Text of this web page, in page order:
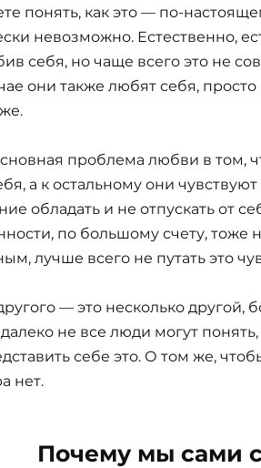
понять, как это — по-
невозможно. Естественно,
себя, но чаще всего это не
они также любят себя,
проблема любви в том,
а к остальному они
обладать и не отпускать от
по большому счету, тоже
лучше всего не путать это
— это несколько другой,
не все люди могут
себе это. О том же,
нет.
Почему мы сами